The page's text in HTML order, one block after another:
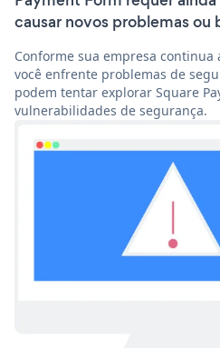
causar novos problemas ou
Conforme sua empresa continua
você enfrente problemas de
podem tentar explorar Square
vulnerabilidades de segurança.